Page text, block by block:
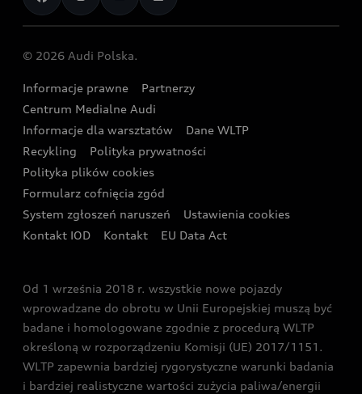
Umów się na jazdę testową
Skonfiguruj swój model z Ekspertem Audi
Wyszukaj najbliższego Partnera Audi
Oferta dla przedsiębiorców
Oferta dla klientów prywatnych
Kalkulator rat
Ubezpieczenie
Audi exclusive
Porównaj nasze modele plug-in hybrid
Zasięg
Ładowanie
Centrum napraw powypadkowych
Gwarancja
Akcje serwisowe Audi
Katalog online akcesoriów
Audi Revolut F1® Team
Audi i Muzeum Sztuki Nowoczesnej w Warszawie
Audi driving experience
Audi quattro Cup
Audi i Puchar Świata w Skokach Narciarskich w
Zakopanem
© 2026 Audi Polska.
Informacje prawne
Partnerzy
Centrum Medialne Audi
Informacje dla warsztatów
Dane WLTP
Recykling
Polityka prywatności
Polityka plików cookies
Formularz cofnięcia zgód
System zgłoszeń naruszeń
Ustawienia cookies
Kontakt IOD
Kontakt EU Data Act
Od 1 września 2018 r. wszystkie nowe pojazdy
wprowadzane do obrotu w Unii Europejskiej muszą być
badane i homologowane zgodnie z procedurą WLTP
określoną w rozporządzeniu Komisji (UE) 2017/1151.
WLTP zapewnia bardziej rygorystyczne warunki badania
i bardziej realistyczne wartości zużycia paliwa/energii